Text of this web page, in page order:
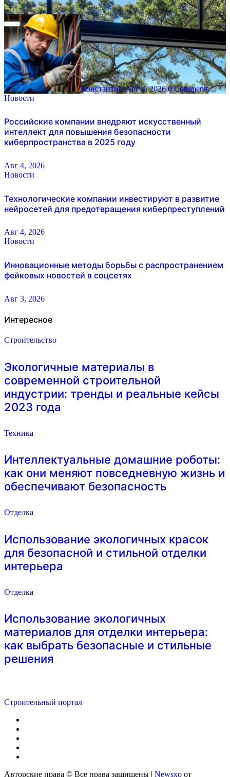
КонстантинАвг 4, 2026 0 Comments
Новости
Российские компании внедряют искусственный
интеллект для повышения безопасности
киберпространства в 2025 году
Авг 4, 2026
Новости
Технологические компании инвестируют в развитие
нейросетей для предотвращения киберпреступлений
Авг 4, 2026
Новости
Инновационные методы борьбы с распространением
фейковых новостей в соцсетях
Авг 3, 2026
Интересное
Строительство
Экологичные материалы в
современной строительной
индустрии: тренды и реальные кейсы
2023 года
Техника
Интеллектуальные домашние роботы:
как они меняют повседневную жизнь и
обеспечивают безопасность
Отделка
Использование экологичных красок
для безопасной и стильной отделки
интерьера
Отделка
Использование экологичных
материалов для отделки интерьера:
как выбрать безопасные и стильные
решения
Строительный портал
Авторские права © Все права защищены | Newsxo от